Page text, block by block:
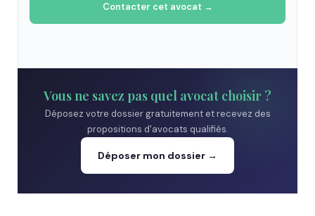
Contacter cet avocat →
Vous ne savez pas quel avocat choisir ?
Déposez votre dossier gratuitement et recevez des
propositions d'avocats qualifiés.
Déposer mon dossier →